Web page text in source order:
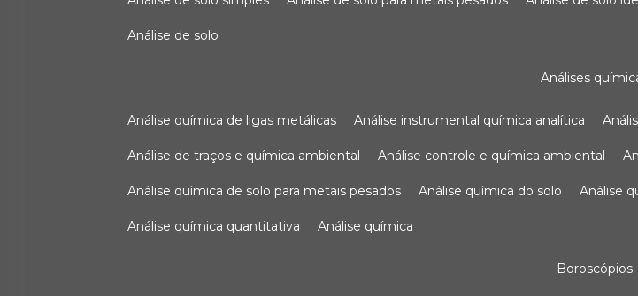
análise de solo
análises
análise química de ligas metálicas análise instrumental química analítica
análise de traços e química ambiental análise controle e química ambiental
análise química de solo para metais pesados análise química do solo análise
análise química quantitativa análise química
boroscópios